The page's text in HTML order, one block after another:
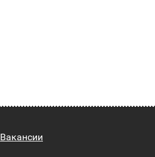
Вакансии